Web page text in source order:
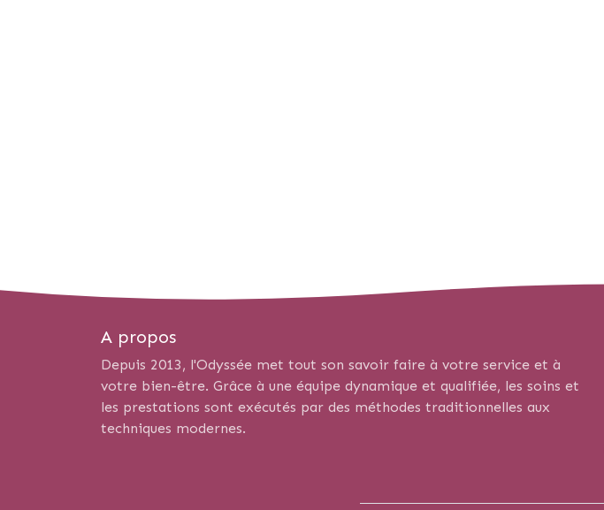
A propos
Depuis 2013, l'Odyssée met tout son savoir faire à votre service et à
votre bien-être. Grâce à une équipe dynamique et qualifiée, les soins et
les prestations sont exécutés par des méthodes traditionnelles aux
techniques modernes.